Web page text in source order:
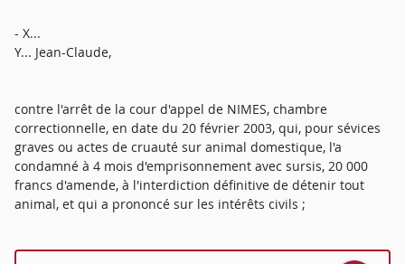
- X...
Y... Jean-Claude,
contre l'arrêt de la cour d'appel de NIMES, chambre
correctionnelle, en date du 20 février 2003, qui, pour sévices
graves ou actes de cruauté sur animal domestique, l'a
condamné à 4 mois d'emprisonnement avec sursis, 20 000
francs d'amende, à l'interdiction définitive de détenir tout
animal, et qui a prononcé sur les intérêts civils ;